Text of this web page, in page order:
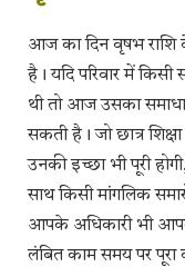
आज का दिन वृषभ राशि
है। यदि परिवार में
थी तो आज उसका
सकती है। जो छात्र
उनकी इच्छा भी पूरी
साथ किसी मांगलिक
आपके अधिकारी भी
लंबित काम समय पर